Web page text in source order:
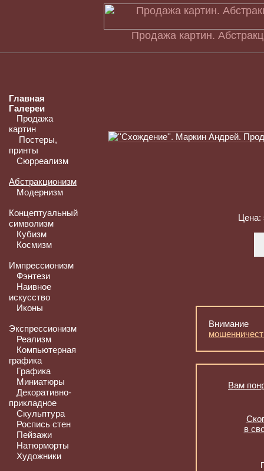
Продажа картин.
Главная
Галереи
Продажа
картин
Постеры,
принты
Сюрреализм
Абстракционизм
Модернизм
Концептуальный
символизм
Кубизм
Космизм
Импрессионизм
Фэнтези
Наивное
искусство
Иконы
Экспрессионизм
Реализм
Компьютерная
графика
Графика
Миниатюры
Декоративно-
прикладное
Скульптура
Роспись стен
Пейзажи
Натюрморты
Художники
Цена:
Вам
в